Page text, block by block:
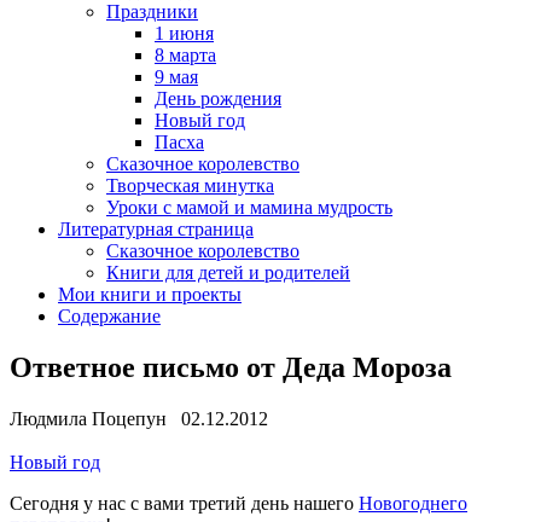
Праздники
1 июня
8 марта
9 мая
День рождения
Новый год
Пасха
Сказочное королевство
Творческая минутка
Уроки с мамой и мамина мудрость
Литературная страница
Сказочное королевство
Книги для детей и родителей
Мои книги и проекты
Содержание
Ответное письмо от Деда Мороза
Людмила Поцепун 02.12.2012
Новый год
Сегодня у нас с вами третий день нашего Новогоднего